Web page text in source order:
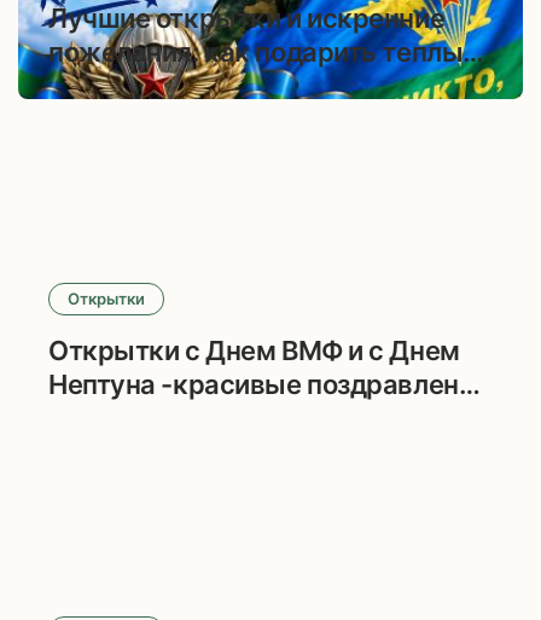
Лучшие открытки и искренние
пожелания: как подарить теплые
эмоции в День ВДВ
Открытки
Открытки с Днем ВМФ и с Днем
Нептуна -красивые поздравления